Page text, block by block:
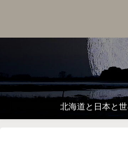
北海道と日本と